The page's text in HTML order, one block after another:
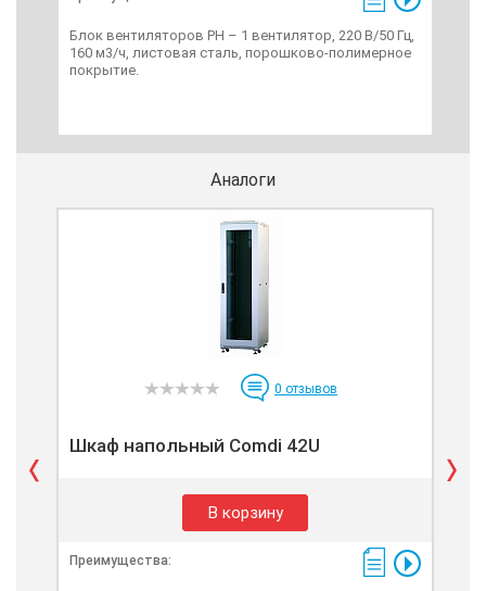
Блок вентиляторов РН – 1 вентилятор, 220 В/50 Гц,
160 м3/ч, листовая сталь, порошково-полимерное
покрытие.
Аналоги
0 отзывов
Шкаф напольный Comdi 42U
В корзину
Преимущества: